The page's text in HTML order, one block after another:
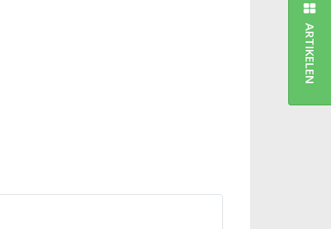
ARTIKELEN